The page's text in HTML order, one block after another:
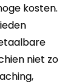
kosten.
niet zo